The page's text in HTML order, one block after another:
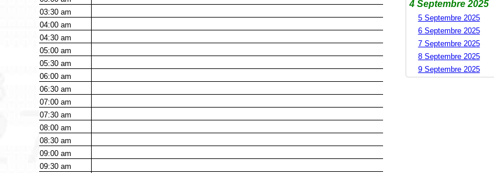
03:30am
04:00am
04:30am
05:00am
05:30am
06:00am
06:30am
07:00am
07:30am
08:00am
08:30am
09:00am
09:30am
4 Septembre 2025
5 Septembre 2025
6 Septembre 2025
7 Septembre 2025
8 Septembre 2025
9 Septembre 2025